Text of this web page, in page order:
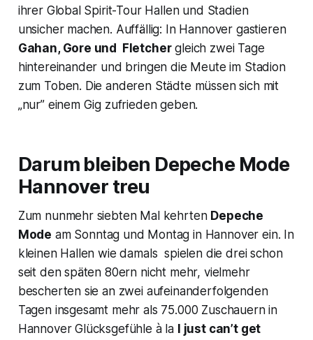
ihrer Global Spirit-Tour Hallen und Stadien
unsicher machen. Auffällig: In Hannover gastieren
Gahan, Gore und Fletchergleich zwei Tage
hintereinander und bringen die Meute im Stadion
zum Toben. Die anderen Städte müssen sich mit
„nur” einem Gig zufrieden geben.
Darum bleiben Depeche Mode
Hannover treu
Zum nunmehr siebten Mal kehrten Depeche
Mode am Sonntag und Montag in Hannover ein. In
kleinen Hallen wie damals spielen die drei schon
seit den späten 80ern nicht mehr, vielmehr
bescherten sie an zwei aufeinanderfolgenden
Tagen insgesamt mehr als 75.000 Zuschauern in
Hannover Glücksgefühle à la
I just can’t get